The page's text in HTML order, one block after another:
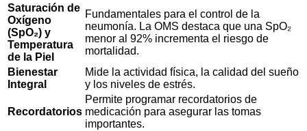
Saturación de
Oxígeno
(SpO₂) y
Temperatura
de la Piel
Fundamentales para el control de la
neumonía. La OMS destaca que una SpO₂
menor al 92% incrementa el riesgo de
mortalidad.
Bienestar
Integral
Mide la actividad física, la calidad del sueño
y los niveles de estrés.
Recordatorios
Permite programar recordatorios de
medicación para asegurar las tomas
importantes.